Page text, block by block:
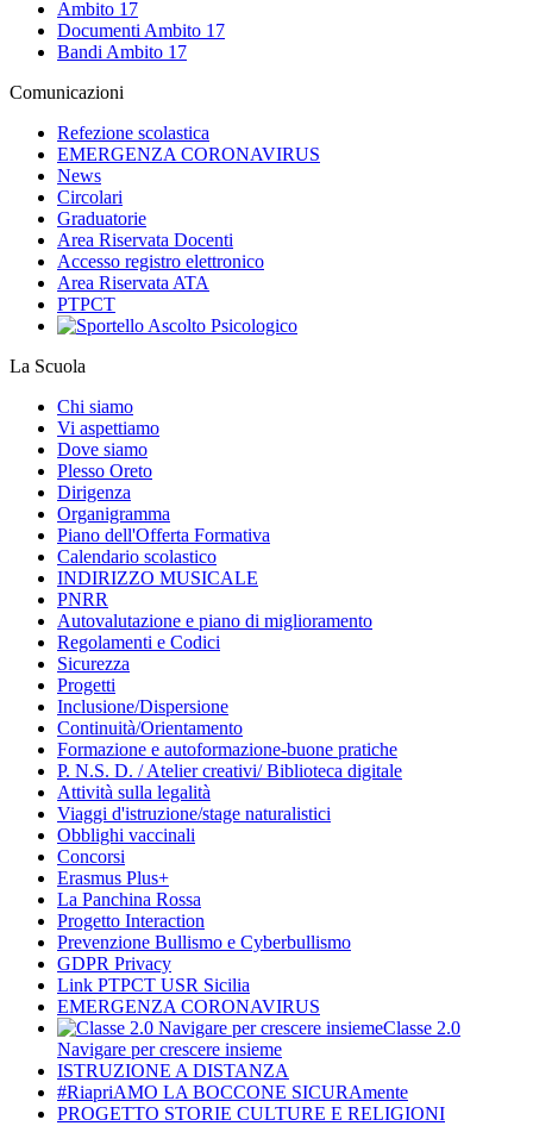
Ambito 17
Documenti Ambito 17
Bandi Ambito 17
Comunicazioni
Refezione scolastica
EMERGENZA CORONAVIRUS
News
Circolari
Graduatorie
Area Riservata Docenti
Accesso registro elettronico
Area Riservata ATA
PTPCT
La Scuola
Chi siamo
Vi aspettiamo
Dove siamo
Plesso Oreto
Dirigenza
Organigramma
Piano dell'Offerta Formativa
Calendario scolastico
INDIRIZZO MUSICALE
PNRR
Autovalutazione e piano di miglioramento
Regolamenti e Codici
Sicurezza
Progetti
Inclusione/Dispersione
Continuità/Orientamento
Formazione e autoformazione-buone pratiche
P. N.S. D. / Atelier creativi/ Biblioteca digitale
Attività sulla legalità
Viaggi d'istruzione/stage naturalistici
Obblighi vaccinali
Concorsi
Erasmus Plus+
La Panchina Rossa
Progetto Interaction
Prevenzione Bullismo e Cyberbullismo
GDPR Privacy
Link PTPCT USR Sicilia
EMERGENZA CORONAVIRUS
Classe 2.0
Navigare per crescere insieme
ISTRUZIONE A DISTANZA
#RiapriAMO LA BOCCONE SICURAmente
PROGETTO STORIE CULTURE E RELIGIONI